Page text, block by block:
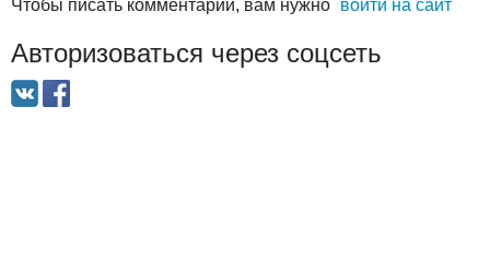
Чтобы писать комментарии, вам нужно войти на сайт
Авторизоваться через соцсеть